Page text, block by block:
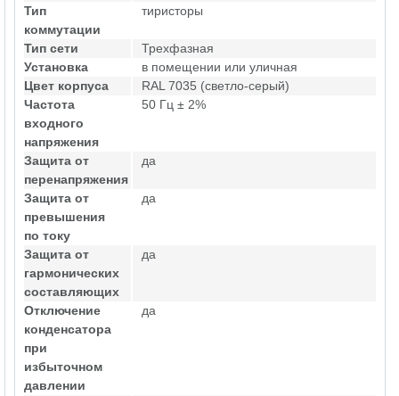
Тип
коммутации
тиристоры
Тип сети
Трехфазная
Установка
в помещении или уличная
Цвет корпуса
RAL 7035 (светло-серый)
Частота
входного
напряжения
50 Гц ± 2%
Защита от
перенапряжения
да
Защита от
превышения
по току
да
Защита от
гармонических
составляющих
да
Отключение
конденсатора
при
избыточном
давлении
да